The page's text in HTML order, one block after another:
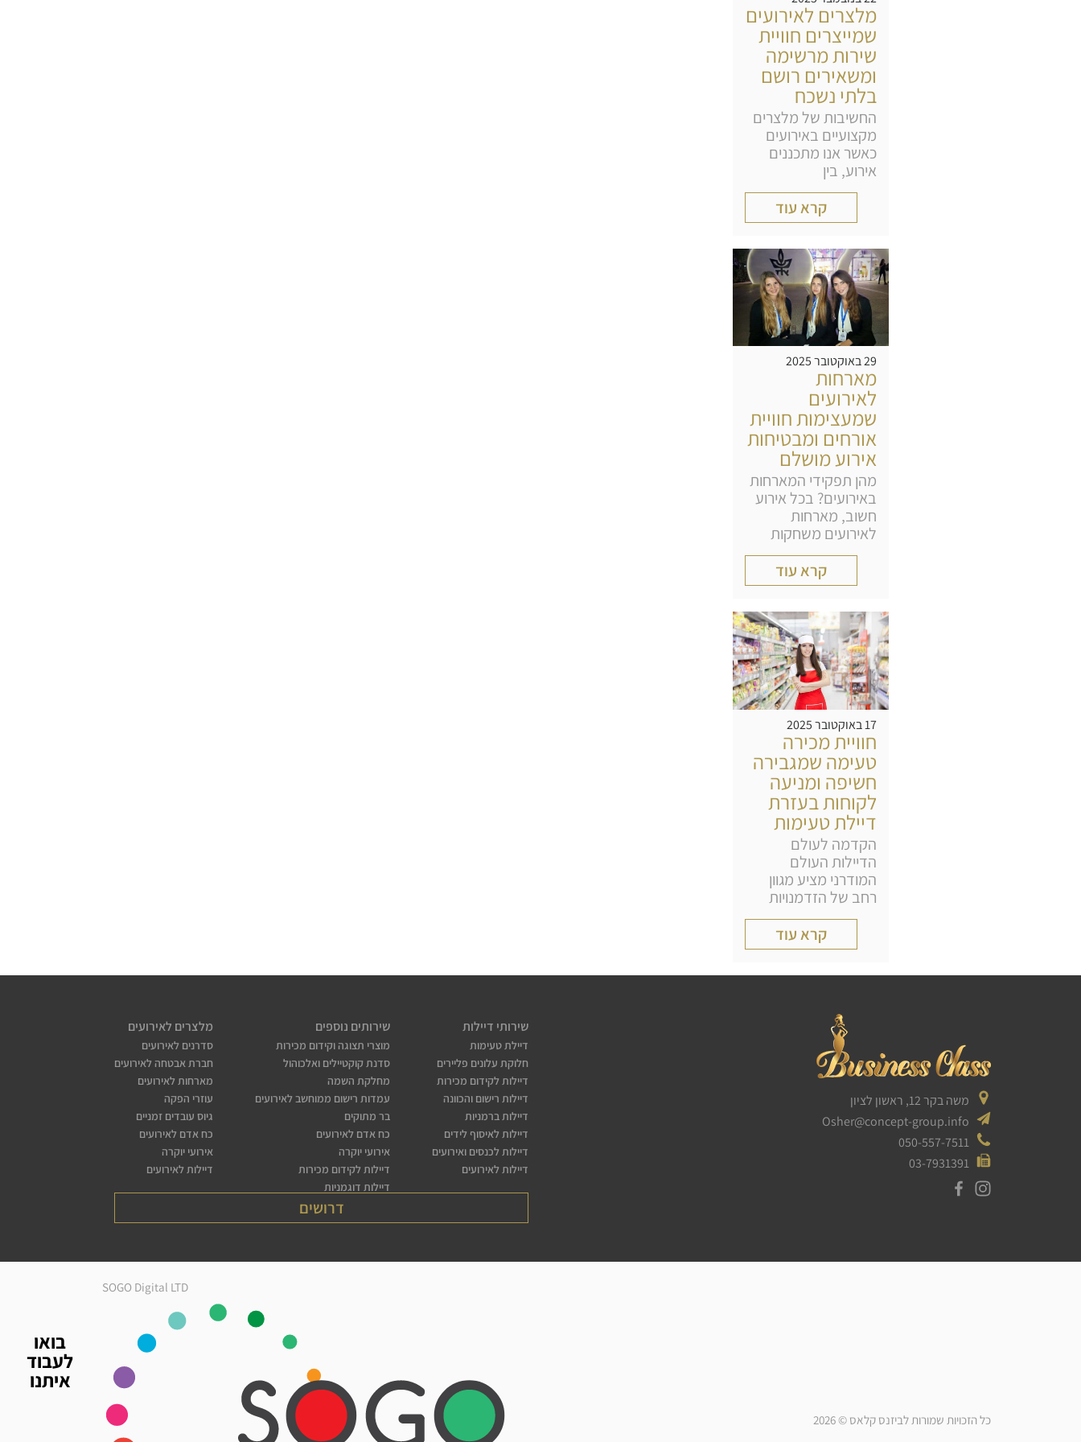
בואו
לעבוד
איתנו
מלצרים לאירועים
שמייצרים חוויית
שירות מרשימה
ומשאירים רושם
בלתי נשכח
החשיבות של מלצרים
מקצועיים באירועים
כאשר אנו מתכננים
אירוע, בין
קרא עוד
29 באוקטובר 2025
מארחות
לאירועים
שמעצימות חוויית
אורחים ומבטיחות
אירוע מושלם
מהן תפקידי המארחות
באירועים? בכל אירוע
חשוב, מארחות
לאירועים משחקות
קרא עוד
17 באוקטובר 2025
חוויית מכירה
טעימה שמגבירה
חשיפה ומניעה
לקוחות בעזרת
דיילת טעימות
הקדמה לעולם
הדיילות העולם
המודרני מציע מגוון
רחב של הזדמנויות
קרא עוד
משה בקר 12, ראשון לציון
Osher@concept-group.info
050-557-7511
03-7931391
שירותי דיילות
דיילת טעימות
חלוקת עלונים פליירים
דיילות לקידום מכירות
דיילות רישום והכוונה
דיילות ברמניות
דיילות לאיסוף לידים
דיילות לכנסים ואירועים
דיילות לאירועים
שירותים נוספים
מוצרי תצוגה וקידום מכירות
סדנת קוקטיילים ואלכוהול
מחלקת השמה
עמדות רישום ממוחשב לאירועים
בר מתוקים
כח אדם לאירועים
אירועי יוקרה
דיילות לקידום מכירות
דיילות דוגמניות
מלצרים לאירועים
סדרנים לאירועים
חברת אבטחה לאירועים
מארחות לאירועים
עוזרי הפקה
גיוס עובדים זמניים
כח אדם לאירועים
אירועי יוקרה
דיילות לאירועים
דרושים
כל הזכויות שמורות לביזנס קלאס © 2026
SOGO Digital LTD